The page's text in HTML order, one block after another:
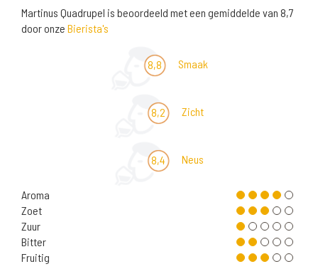
Martinus Quadrupel is beoordeeld met een gemiddelde van 8,7
door onze Bierista's
8,8 Smaak
8,2 Zicht
8,4 Neus
Aroma
Zoet
Zuur
Bitter
Fruitig